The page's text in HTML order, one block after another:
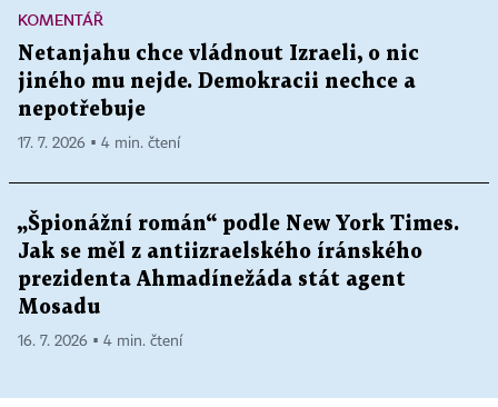
KOMENTÁŘ
Netanjahu chce vládnout Izraeli, o nic
jiného mu nejde. Demokracii nechce a
nepotřebuje
17. 7. 2026 ▪ 4 min. čtení
„Špionážní román“ podle New York Times.
Jak se měl z antiizraelského íránského
prezidenta Ahmadínežáda stát agent
Mosadu
16. 7. 2026 ▪ 4 min. čtení